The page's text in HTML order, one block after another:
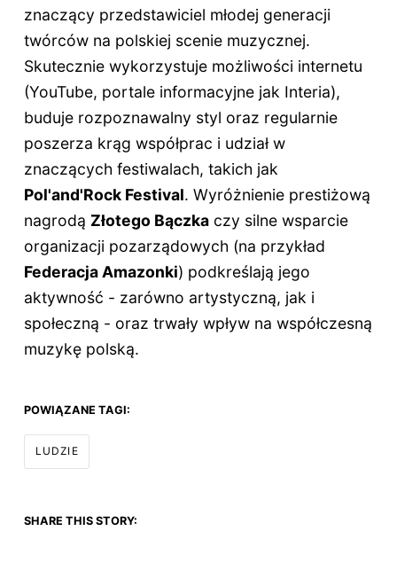
znaczący przedstawiciel młodej generacji
twórców na polskiej scenie muzycznej.
Skutecznie wykorzystuje możliwości internetu
(YouTube, portale informacyjne jak Interia),
buduje rozpoznawalny styl oraz regularnie
poszerza krąg współprac i udział w
znaczących festiwalach, takich jak
Pol'and'Rock Festival. Wyróżnienie prestiżową
nagrodą Złotego Bączkaczy silne wsparcie
organizacji pozarządowych (na przykład
Federacja Amazonki) podkreślają jego
aktywność - zarówno artystyczną, jak i
społeczną - oraz trwały wpływ na współczesną
muzykę polską.
POWIĄZANE TAGI:
LUDZIE
SHARE THIS STORY: